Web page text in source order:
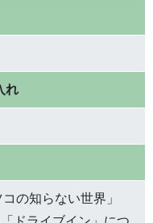
れ
の知らない世界」